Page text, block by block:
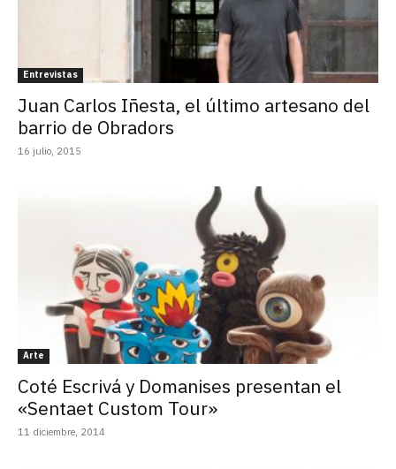
Entrevistas
Juan Carlos Iñesta, el último artesano del
barrio de Obradors
16 julio, 2015
Arte
Coté Escrivá y Domanises presentan el
«Sentaet Custom Tour»
11 diciembre, 2014